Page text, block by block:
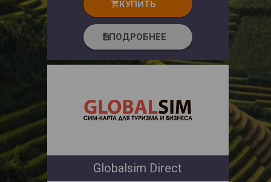
shopping_cartКУПИТЬ
descriptionПОДРОБНЕЕ
Globalsim Direct